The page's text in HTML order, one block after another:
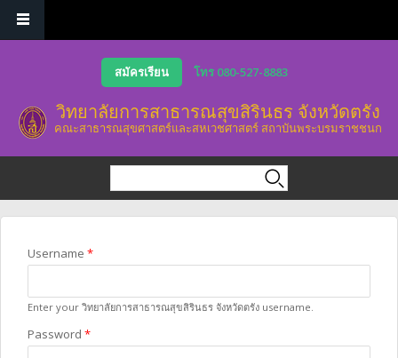
สมัครเรียน
โทร 080-527-8883
วิทยาลัยการสาธารณสุขสิรินธร จังหวัดตรัง
คณะสาธารณสุขศาสตร์และสหเวชศาสตร์ สถาบันพระบรมราชชนก
You are here
Username *
Enter your วิทยาลัยการสาธารณสุขสิรินธร จังหวัดตรัง username.
Password *